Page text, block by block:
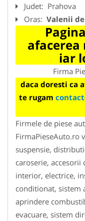
Judet: Prahova
Oras: Valenii
afacerea
iar
Firma
daca doresti ca
te rugam
Firmele de piese
FirmaPieseAuto.ro
suspensie,
caroserie, accesorii
interior, electrice,
conditionat, sistem
aprindere
evacuare, sistem